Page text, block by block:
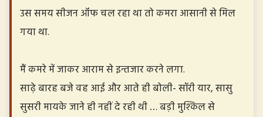
उस समय सीजन ऑफ चल रहा था तो कमरा आसानी से मिल
गया था.
मैं कमरे में जाकर आराम से इन्तजार करने लगा.
साढ़े बारह बजे वह आई और आते ही बोली- सॉरी यार, सासु
सुसरी मायके जाने ही नहीं दे रही थी … बड़ी मुश्किल से